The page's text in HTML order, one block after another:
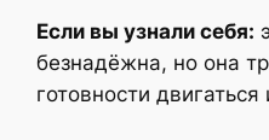
Если вы узнали себя:
безнадёжна, но она
готовности двигаться